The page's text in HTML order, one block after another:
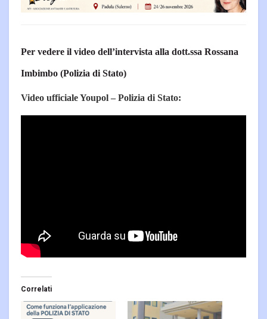
Per vedere il video dell’intervista alla dott.ssa Rossana
Imbimbo (Polizia di Stato)
Video ufficiale Youpol – Polizia di Stato:
Correlati